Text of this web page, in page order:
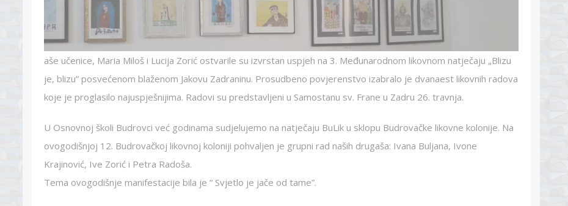
aše učenice, Maria Miloš i Lucija Zorić ostvarile su izvrstan uspjeh na 3. Međunarodnom likovnom natječaju „Blizu
je, blizu” posvećenom blaženom Jakovu Zadraninu. Prosudbeno povjerenstvo izabralo je dvanaest likovnih radova
koje je proglasilo najuspješnijima. Radovi su predstavljeni u Samostanu sv. Frane u Zadru 26. travnja.
U Osnovnoj školi Budrovci već godinama sudjelujemo na natječaju BuLik u sklopu Budrovačke likovne kolonije. Na
ovogodišnjoj 12. Budrovačkoj likovnoj koloniji pohvaljen je grupni rad naših drugaša: Ivana Buljana, Ivone
Krajinović, Ive Zorić i Petra Radoša.
Tema ovogodišnje manifestacije bila je “ Svjetlo je jače od tame”.